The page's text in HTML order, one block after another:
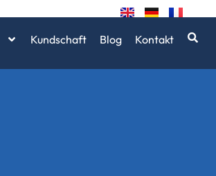
Kundschaft Blog Kontakt